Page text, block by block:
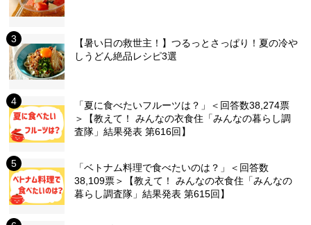
【暑い日の救世主！】つるっとさっぱり！夏の冷や
しうどん絶品レシピ3選
「夏に食べたいフルーツは？」＜回答数38,274票
＞【教えて！ みんなの衣食住「みんなの暮らし調
査隊」結果発表 第616回】
「ベトナム料理で食べたいのは？」＜回答数
38,109票＞【教えて！ みんなの衣食住「みんなの
暮らし調査隊」結果発表 第615回】